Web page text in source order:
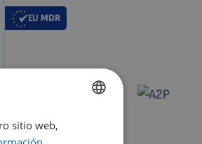
EU MDR
ENGLISH
sitio web,